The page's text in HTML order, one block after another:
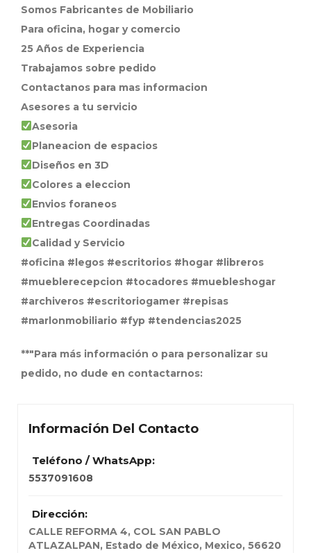
Somos Fabricantes de Mobiliario
Para oficina, hogar y comercio
25 Años de Experiencia
Trabajamos sobre pedido
Contactanos para mas informacion
Asesores a tu servicio
Asesoria
Planeacion de espacios
Diseños en 3D
Colores a eleccion
Envios foraneos
Entregas Coordinadas
Calidad y Servicio
#oficina #legos #escritorios #hogar #libreros
#mueblerecepcion #tocadores #muebleshogar
#archiveros #escritoriogamer #repisas
#marlonmobiliario #fyp #tendencias2025
**"Para más información o para personalizar su
pedido, no dude en contactarnos:
Información Del Contacto
Teléfono / WhatsApp:
5537091608
Dirección:
CALLE REFORMA 4, COL SAN PABLO
ATLAZALPAN, Estado de México, Mexico, 56620